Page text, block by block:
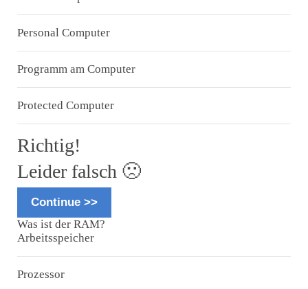
Personal Computer
Programm am Computer
Protected Computer
Richtig!
Leider falsch 🙁
Continue >>
Was ist der RAM?
Arbeitsspeicher
Prozessor